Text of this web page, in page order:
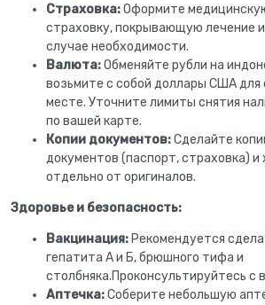
Страховка:Оформите
страховку, покрывающую лечение
случае необходимости.
Валюта:Обменяйте рубли на
возьмите с собой доллары США для
месте. Уточните лимиты снятия
по вашей карте.
Копии документов:Сделайте
документов (паспорт, страховка) и
отдельно от оригиналов.
Здоровье и безопасность:
Вакцинация: Рекомендуется
гепатита А и Б, брюшного тифа и
столбняка.Проконсультируйтесь с
Аптечка:Соберите небольшую